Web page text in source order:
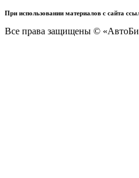
При использовании материалов с сайта
Все права защищены ©